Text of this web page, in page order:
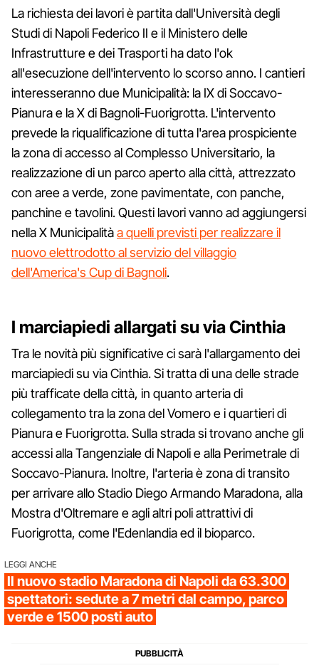
La richiesta dei lavori è partita dall'Università degli
Studi di Napoli Federico II e il Ministero delle
Infrastrutture e dei Trasporti ha dato l'ok
all'esecuzione dell'intervento lo scorso anno. I cantieri
interesseranno due Municipalità: la IX di Soccavo-
Pianura e la X di Bagnoli-Fuorigrotta. L'intervento
prevede la riqualificazione di tutta l'area prospiciente
la zona di accesso al Complesso Universitario, la
realizzazione di un parco aperto alla città, attrezzato
con aree a verde, zone pavimentate, con panche,
panchine e tavolini. Questi lavori vanno ad aggiungersi
nella X Municipalitàa quelli previsti per realizzare il
nuovo elettrodotto al servizio del villaggio
dell'America's Cup di Bagnoli.
I marciapiedi allargati su via Cinthia
Tra le novità più significative ci sarà l'allargamento dei
marciapiedi su via Cinthia. Si tratta di una delle strade
più trafficate della città, in quanto arteria di
collegamento tra la zona del Vomero e i quartieri di
Pianura e Fuorigrotta. Sulla strada si trovano anche gli
accessi alla Tangenziale di Napoli e alla Perimetrale di
Soccavo-Pianura. Inoltre, l'arteria è zona di transito
per arrivare allo Stadio Diego Armando Maradona, alla
Mostra d'Oltremare e agli altri poli attrattivi di
Fuorigrotta, come l'Edenlandia ed il bioparco.
LEGGI ANCHE
Il nuovo stadio Maradona di Napoli da 63.300
spettatori: sedute a 7 metri dal campo, parco
verde e 1500 posti auto